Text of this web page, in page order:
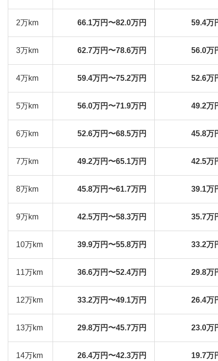
2万km 66.1万円〜82.0万円 59.4万
3万km 62.7万円〜78.6万円 56.0万
4万km 59.4万円〜75.2万円 52.6万
5万km 56.0万円〜71.9万円 49.2万
6万km 52.6万円〜68.5万円 45.8万
7万km 49.2万円〜65.1万円 42.5万
8万km 45.8万円〜61.7万円 39.1万
9万km 42.5万円〜58.3万円 35.7万
10万km 39.9万円〜55.8万円 33.2万
11万km 36.6万円〜52.4万円 29.8万
12万km 33.2万円〜49.1万円 26.4万
13万km 29.8万円〜45.7万円 23.0万
14万km 26.4万円〜42.3万円 19.7万